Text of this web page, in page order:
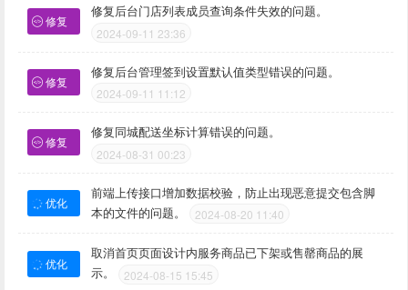
修复
修复后台门店列表成员查询条件失效的问题。
2024-09-11 23:36
修复
修复后台管理签到设置默认值类型错误的问题。
2024-09-11 11:12
修复
修复同城配送坐标计算错误的问题。
2024-08-31 00:23
优化
前端上传接口增加数据校验，防止出现恶意提交包含脚
本的文件的问题。
2024-08-20 11:40
优化
取消首页页面设计内服务商品已下架或售罄商品的展
示。
2024-08-15 15:45